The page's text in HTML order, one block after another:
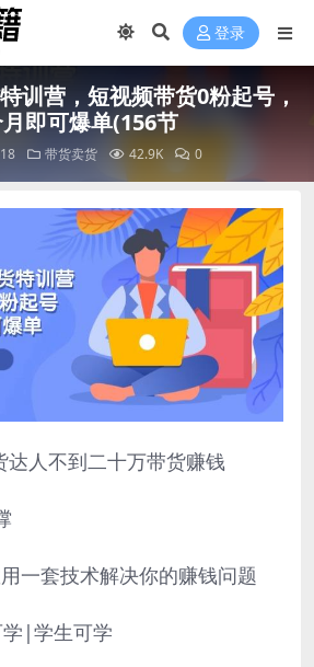
登录
训营，短视频带货0粉起号，
即可爆单(156节
带货卖货 42.9K 0
达人不到二十万带货赚钱
一套技术解决你的赚钱问题
|学生可学